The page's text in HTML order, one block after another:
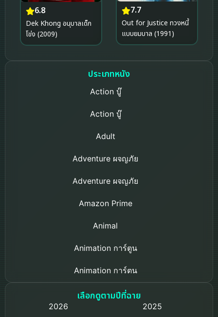
6.8
Dek Khong อนุบาลเด็ก
โข่ง (2009)
7.7
Out for Justice ทวงหนี้
แบบยมบาล (1991)
ประเภทหนัง
Action บู๊
Action บู๊
Adult
Adventure ผจญภัย
Adventure ผจญภัย
Amazon Prime
Animal
Animation การ์ตูน
Animation การ์ตูน
Based on a True Story เรื่องจริง
เลือกดูตามปีที่ฉาย
2026
2025